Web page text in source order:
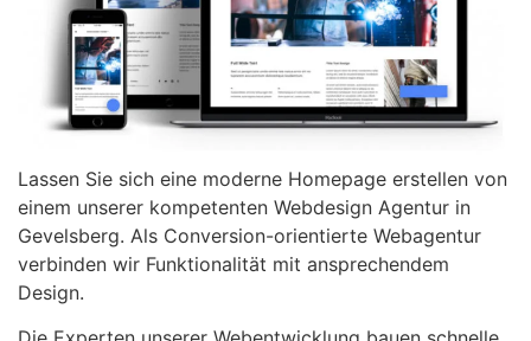
Lassen Sie sich eine moderne Homepage erstellen von
einem unserer kompetenten Webdesign Agentur in
Gevelsberg. Als Conversion-orientierte Webagentur
verbinden wir Funktionalität mit ansprechendem
Design.